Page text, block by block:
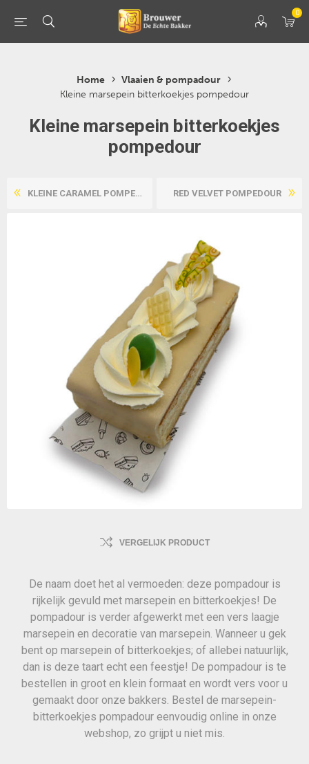
0
Home
Vlaaien & pompadour
Kleine marsepein bitterkoekjes pompedour
Kleine marsepein bitterkoekjes
pompedour
KLEINE CARAMEL POMPEDOUR RED VELVET POMPEDOUR
VERGELIJK PRODUCT
De naam doet het al vermoeden: deze pompadour is
rijkelijk gevuld met marsepein en bitterkoekjes! De
pompadour is verder afgewerkt met een vers laagje
marsepein en decoratie van marsepein. Wanneer u gek
bent op marsepein of bitterkoekjes; of allebei natuurlijk,
dan is deze taart echt een feestje! De pompadour is te
bestellen in groot en klein formaat en wordt vers voor u
gemaakt door onze bakkers. Bestel de marsepein-
bitterkoekjes pompadour eenvoudig online in onze
webshop, zo grijpt u niet mis.